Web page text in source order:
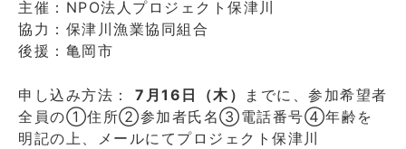
主催：NPO法人プロジェクト保津川
協力：保津川漁業協同組合
後援：亀岡市
申し込み方法： 7月16日（木）
までに、参加希望者
全員の①住所②参加者氏名③電話番号④年齢を
明記の上、メールにてプロジェクト保津川